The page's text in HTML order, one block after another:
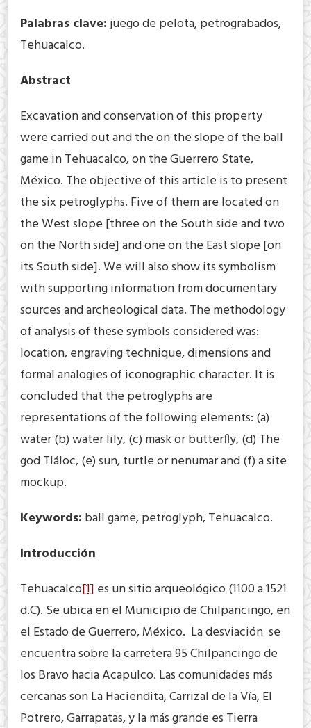
Palabras clave:juego de pelota, petrograbados,
Tehuacalco.
Abstract
Excavation and conservation of this property
were carried out and the on the slope of the ball
game in Tehuacalco, on the Guerrero State,
México. The objective of this article is to present
the six petroglyphs. Five of them are located on
the West slope [three on the South side and two
on the North side] and one on the East slope [on
its South side]. We will also show its symbolism
with supporting information from documentary
sources and archeological data. The methodology
of analysis of these symbols considered was:
location, engraving technique, dimensions and
formal analogies of iconographic character. It is
concluded that the petroglyphs are
representations of the following elements: (a)
water (b) water lily, (c) mask or butterfly, (d) The
god Tláloc, (e) sun, turtle or nenumar and (f) a site
mockup.
Keywords: ball game, petroglyph, Tehuacalco.
Introducción
Tehuacalco[1] es un sitio arqueológico (1100 a 1521
d.C). Se ubica en el Municipio de Chilpancingo, en
el Estado de Guerrero, México. La desviación se
encuentra sobre la carretera 95 Chilpancingo de
los Bravo hacia Acapulco. Las comunidades más
cercanas son La Haciendita, Carrizal de la Vía, El
Potrero, Garrapatas, y la más grande es Tierra